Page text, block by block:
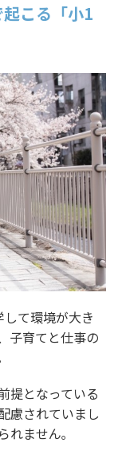
こる「小1
して環境が大き
子育てと仕事の
提となっている
慮されていまし
れません｡